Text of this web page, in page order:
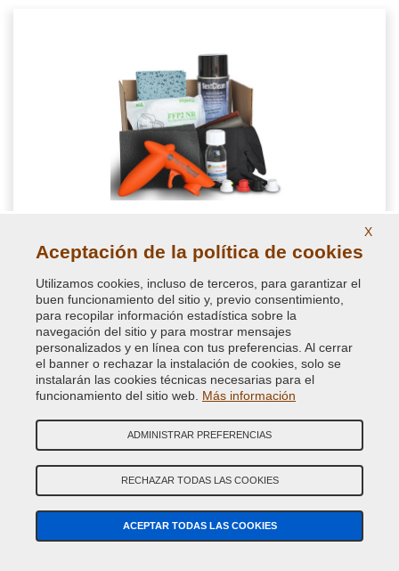
todos los accesorios para pintar con spray, en particular los
accesorios retoque auto con aerosol o para pintado de piezas
de carrocería como espejos retrovisores y molduras
23,23 €
IVA incluido
X
Aceptación de la política de cookies
Utilizamos cookies, incluso de terceros, para garantizar el
buen funcionamiento del sitio y, previo consentimiento,
para recopilar información estadística sobre la
navegación del sitio y para mostrar mensajes
personalizados y en línea con tus preferencias. Al cerrar
el banner o rechazar la instalación de cookies, solo se
instalarán las cookies técnicas necesarias para el
funcionamiento del sitio web. Más información
ADMINISTRAR PREFERENCIAS
RECHAZAR TODAS LAS COOKIES
ACEPTAR TODAS LAS COOKIES